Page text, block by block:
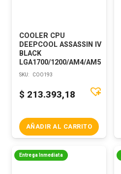
COOLER CPU
DEEPCOOL ASSASSIN IV
BLACK
LGA1700/1200/AM4/AM5
SKU: COO193
$ 213.393,18
AÑADIR AL CARRITO
Entrega Inmediata